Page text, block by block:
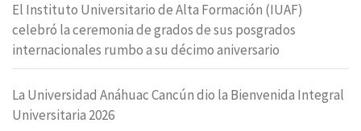
El Instituto Universitario de Alta Formación (IUAF)
celebró la ceremonia de grados de sus posgrados
internacionales rumbo a su décimo aniversario
La Universidad Anáhuac Cancún dio la Bienvenida Integral
Universitaria 2026